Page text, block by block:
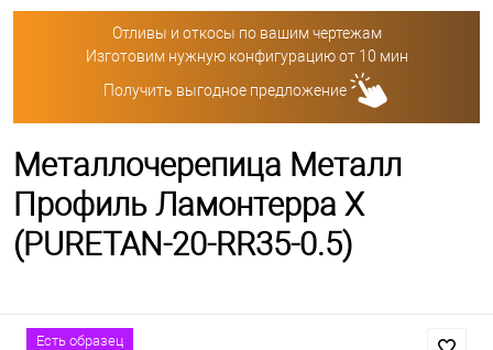
Отливы и откосы по вашим чертежам
Изготовим нужную конфигурацию от 10 мин
Получить выгодное предложение
Металлочерепица Металл
Профиль Ламонтерра X
(PURETAN-20-RR35-0.5)
Есть образец